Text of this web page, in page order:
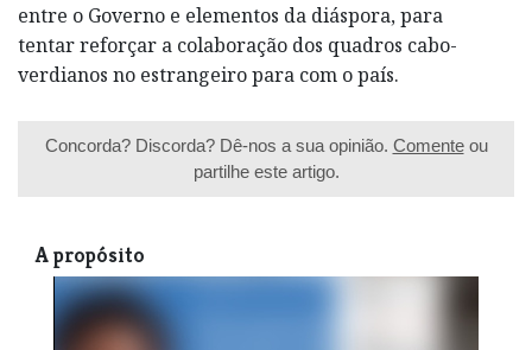
entre o Governo e elementos da diáspora, para
tentar reforçar a colaboração dos quadros cabo-
verdianos no estrangeiro para com o país.
Concorda? Discorda? Dê-nos a sua opinião. Comenteou
partilhe este artigo.
A propósito